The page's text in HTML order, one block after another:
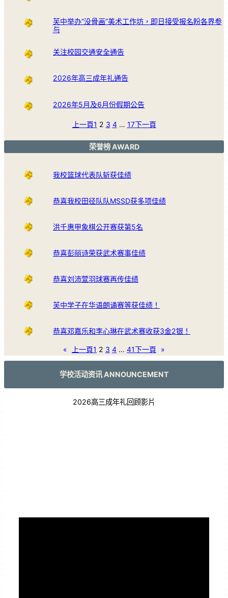
芙中举办“没骨画”美术工作坊，即日接受报名盼各界参
与
关注校园交通安全通告
2026年高三成年礼通告
2026年5月及6月份假期公告
上一頁1 2 3 4 … 17下一頁
荣誉榜 AWARD
我校篮球代表队斩获佳绩
恭喜我校田径队队MSSD获多项佳绩
洪千惠甲象棋公开赛获第5名
恭喜彭丽诗荣获武术赛事佳绩
恭喜刘沛萱羽球赛再传佳绩
芙中学子在华语朗诵赛等获佳绩！
恭喜邓嘉乐和李心琳在武术赛收获3金2银！
« 上一頁1 2 3 4 … 41下一頁 »
学校活动资讯 ANNOUNCEMENT
2026高三成年礼回顾影片